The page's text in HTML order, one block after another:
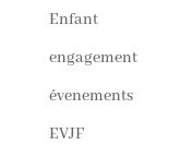
Enfant
engagement
évenements
EVJF